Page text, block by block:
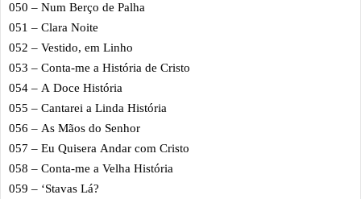
050 – Num Berço de Palha
051 – Clara Noite
052 – Vestido, em Linho
053 – Conta-me a História de Cristo
054 – A Doce História
055 – Cantarei a Linda História
056 – As Mãos do Senhor
057 – Eu Quisera Andar com Cristo
058 – Conta-me a Velha História
059 – ‘Stavas Lá?